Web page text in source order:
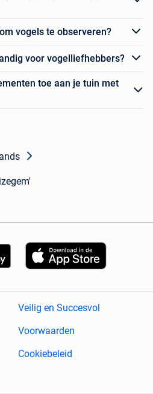
vogels te observeren?
voor vogelliefhebbers?
toe aan je tuin met
Veilig en Succesvol
Voorwaarden
Cookiebeleid